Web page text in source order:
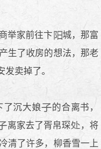
举家前往卞
城，那富
生了收房的想法，那老
卖掉了。
了沉大娘
的合离书，
离家去了胥帛琛
，将
清了许多，柳香雪一上